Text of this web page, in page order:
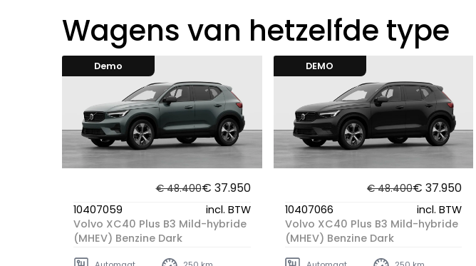
Wagens van hetzelfde type
Demo
€ 48.400€ 37.950
10407059
incl. BTW
Volvo XC40 Plus B3 Mild-hybride
(MHEV) Benzine Dark
DEMO
€ 48.400€ 37.950
10407066
incl. BTW
Volvo XC40 Plus B3 Mild-hybride
(MHEV) Benzine Dark